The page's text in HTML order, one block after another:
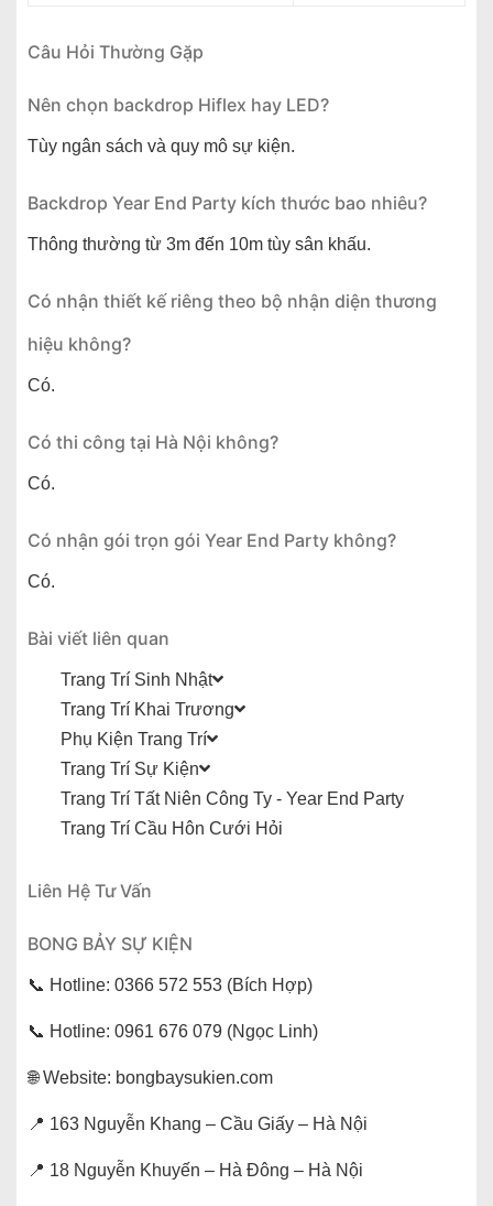
Câu Hỏi Thường Gặp
Nên chọn backdrop Hiflex hay LED?
Tùy ngân sách và quy mô sự kiện.
Backdrop Year End Party kích thước bao nhiêu?
Thông thường từ 3m đến 10m tùy sân khấu.
Có nhận thiết kế riêng theo bộ nhận diện thương
hiệu không?
Có.
Có thi công tại Hà Nội không?
Có.
Có nhận gói trọn gói Year End Party không?
Có.
Bài viết liên quan
Trang Trí Sinh Nhật
Trang Trí Khai Trương
Phụ Kiện Trang Trí
Trang Trí Sự Kiện
Trang Trí Tất Niên Công Ty - Year End Party
Trang Trí Cầu Hôn Cưới Hỏi
Liên Hệ Tư Vấn
BONG BẢY SỰ KIỆN
📞 Hotline: 0366 572 553 (Bích Hợp)
📞 Hotline: 0961 676 079 (Ngọc Linh)
🌐 Website: bongbaysukien.com
📍 163 Nguyễn Khang – Cầu Giấy – Hà Nội
📍 18 Nguyễn Khuyến – Hà Đông – Hà Nội